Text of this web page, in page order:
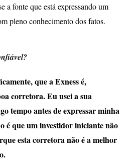
a fonte que está expressando um
pleno conhecimento dos fatos.
que a Exness é,
corretora. Eu usei a sua
tempo antes de expressar minha
é que um investidor iniciante não
esta corretora não é a melhor